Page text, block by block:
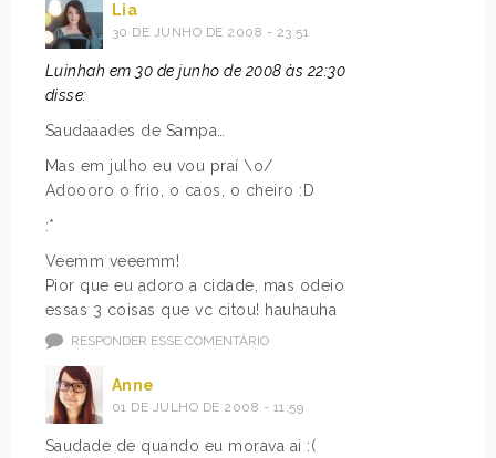
Lia
30 DE JUNHO DE 2008 - 23:51
Luinhah em 30 de junho de 2008 às 22:30
disse:
Saudaaades de Sampa…
Mas em julho eu vou praí \o/
Adoooro o frio, o caos, o cheiro :D
:*
Veemm veeemm!
Pior que eu adoro a cidade, mas odeio
essas 3 coisas que vc citou! hauhauha
RESPONDER ESSE COMENTÁRIO
Anne
01 DE JULHO DE 2008 - 11:59
Saudade de quando eu morava ai :(